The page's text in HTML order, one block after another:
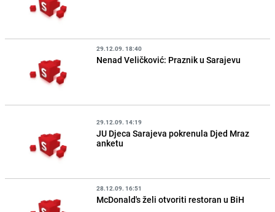
29.12.09. 18:40
Nenad Veličković: Praznik u Sarajevu
29.12.09. 14:19
JU Djeca Sarajeva pokrenula Djed Mraz
anketu
28.12.09. 16:51
McDonald's želi otvoriti restoran u BiH